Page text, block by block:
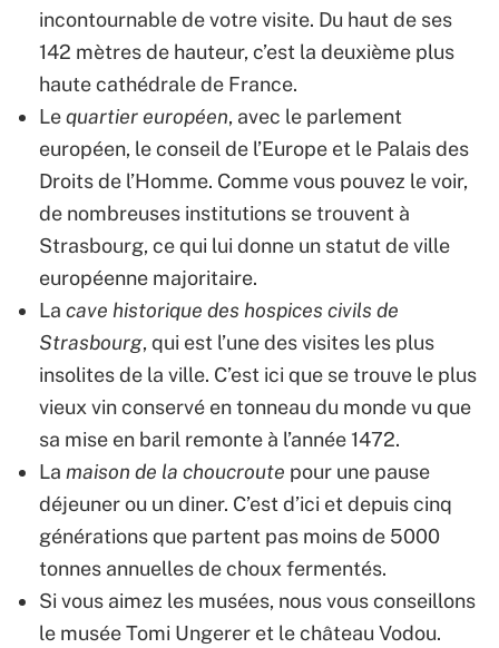
incontournable de votre visite. Du haut de ses
142 mètres de hauteur, c’est la deuxième plus
haute cathédrale de France.
Lequartier européen, avec le parlement
européen, le conseil de l’Europe et le Palais des
Droits de l’Homme. Comme vous pouvez le voir,
de nombreuses institutions se trouvent à
Strasbourg, ce qui lui donne un statut de ville
européenne majoritaire.
La cave historique des hospices civils de
Strasbourg, qui est l’une des visites les plus
insolites de la ville. C’est ici que se trouve le plus
vieux vin conservé en tonneau du monde vu que
sa mise en baril remonte à l’année 1472.
La maison de la choucroute pour une pause
déjeuner ou un diner. C’est d’ici et depuis cinq
générations que partent pas moins de 5000
tonnes annuelles de choux fermentés.
Si vous aimez les musées, nous vous conseillons
le musée Tomi Ungerer et le château Vodou.